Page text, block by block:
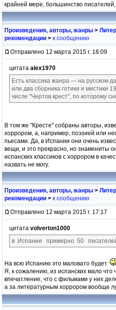
крайней мере, большинство
Произведения, авторы, жанры >
рекомендации > к сообщению
Отправлено 12 марта 2015 г. 18:09
цитата alex1970
Есть классика жанра — на русском
или два сборника готики и мистики
числе "Чертов крест", по которому
В том же "Кресте" собраны авторы,
хоррором, а, например, поэзией или
пьесами. Да, в Испании они очень
вещи, и это прекрасно, но знамениты
испанских классиков с хоррором в
назвать не могу.
Произведения, авторы, жанры >
рекомендации > к сообщению
Отправлено 12 марта 2015 г. 17:17
цитата volverton1000
в Испании примерно 50
На всю Испанию это маловато будет.
Я, к сожалению, из испанских мало что
впечатление, что с фильмами у них
а за литературным хоррором вообще